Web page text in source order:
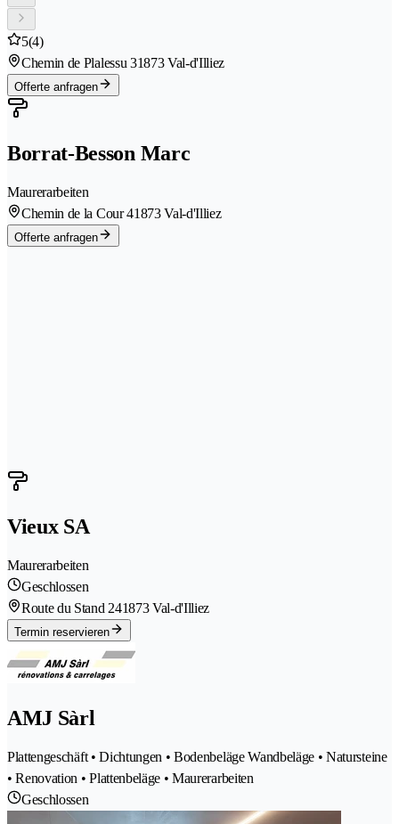
5(4)
Chemin de Plalessu 31873 Val-d'Illiez
Offerte anfragen
Borrat-Besson Marc
Maurerarbeiten
Chemin de la Cour 41873 Val-d'Illiez
Offerte anfragen
Vieux SA
Maurerarbeiten
Geschlossen
Route du Stand 241873 Val-d'Illiez
Termin reservieren
AMJ Sàrl
Plattengeschäft • Dichtungen • Bodenbeläge Wandbeläge • Natursteine
• Renovation • Plattenbeläge • Maurerarbeiten
Geschlossen